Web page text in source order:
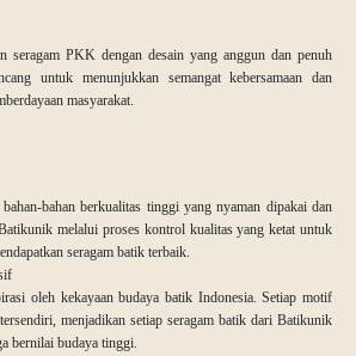
seragam PKK dengan desain yang anggun dan penuh
untuk menunjukkan semangat kebersamaan dan
masyarakat.
bahan berkualitas tinggi yang nyaman dipakai dan
melalui proses kontrol kualitas yang ketat untuk
seragam batik terbaik.
oleh kekayaan budaya batik Indonesia. Setiap motif
menjadikan setiap seragam batik dari Batikunik
bernilai budaya tinggi.